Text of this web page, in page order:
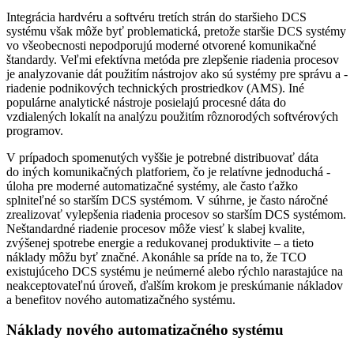
Integrácia hardvéru a softvéru ­tretích strán do staršieho DCS
systému však môže byť problematická, pretože staršie DCS systémy
vo všeobecnosti nepodporujú moderné otvorené komunikačné
štandardy. Veľmi efektívna metóda pre zlepšenie riadenia procesov
je analyzovanie dát použitím nástrojov ako sú systémy pre správu a ­
riadenie podnikových technických prostriedkov (AMS). Iné
populárne analytické nástroje posielajú procesné dáta do
vzdialených lokalít na analýzu použitím rôznorodých softvérových
programov.
V prípadoch spomenutých vyššie je potrebné distribuovať dáta
do iných komunikačných platforiem, čo je relatívne jednoduchá ­
úloha pre moderné automatizačné systémy, ale často ťažko
splniteľné so starším DCS systémom. V súhrne, je často náročné
zrealizovať vylepšenia riadenia procesov so starším DCS systémom.
Neštandardné riadenie procesov môže viesť k slabej kvalite,
zvýšenej spotrebe energie a redukovanej ­produktivite – a tieto
náklady môžu byť značné. Akonáhle sa príde na to, že TCO
existujúceho DCS systému je neúmerné alebo rýchlo narastajúce na
neakceptovateľnú úroveň, ďalším krokom je preskúmanie nákladov
a benefitov nového automatizačného systému.
Náklady nového automatizačného systému